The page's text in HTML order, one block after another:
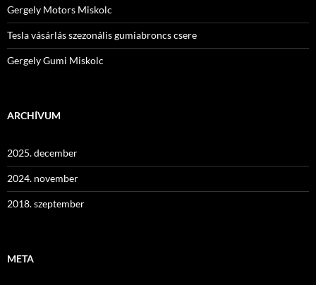
Gergely Motors Miskolc
Tesla vásárlás szezonális gumiabroncs csere
Gergely Gumi Miskolc
ARCHÍVUM
2025. december
2024. november
2018. szeptember
META